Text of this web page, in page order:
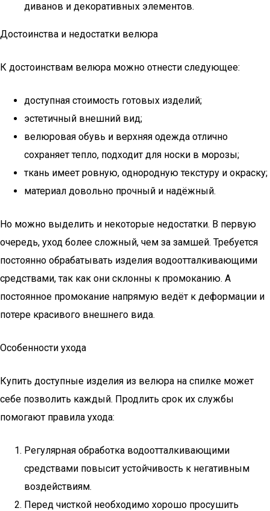
диванов и декоративных элементов.
Достоинства и недостатки велюра
К достоинствам велюра можно отнести следующее:
доступная стоимость готовых изделий;
эстетичный внешний вид;
велюровая обувь и верхняя одежда отлично
сохраняет тепло, подходит для носки в морозы;
ткань имеет ровную, однородную текстуру и окраску;
материал довольно прочный и надёжный.
Но можно выделить и некоторые недостатки. В первую
очередь, уход более сложный, чем за замшей. Требуется
постоянно обрабатывать изделия водоотталкивающими
средствами, так как они склонны к промоканию. А
постоянное промокание напрямую ведёт к деформации и
потере красивого внешнего вида.
Особенности ухода
Купить доступные изделия из велюра на спилке может
себе позволить каждый. Продлить срок их службы
помогают правила ухода:
Регулярная обработка водоотталкивающими
средствами повысит устойчивость к негативным
воздействиям.
Перед чисткой необходимо хорошо просушить